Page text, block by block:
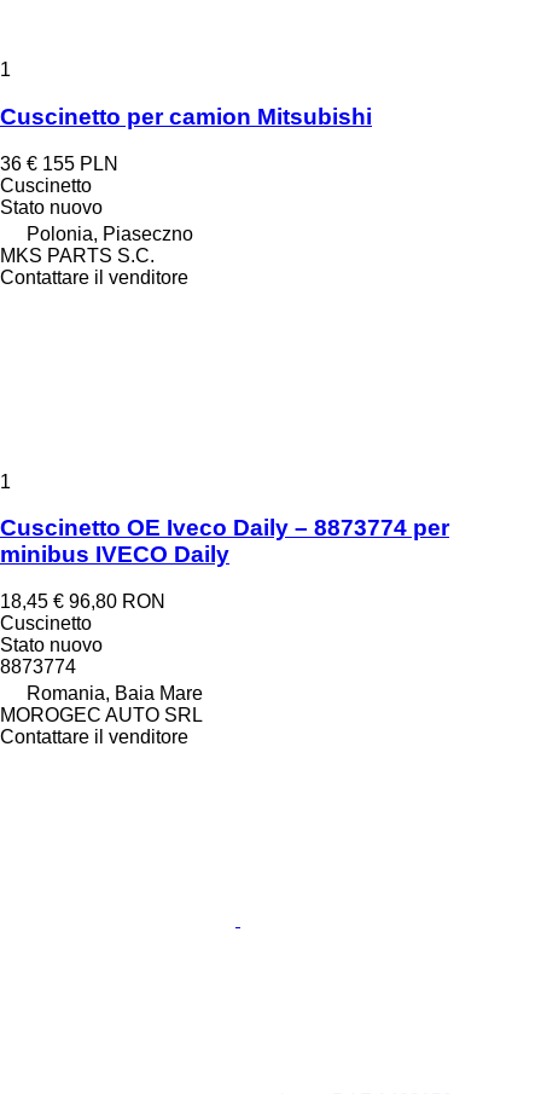
1
Cuscinetto per camion Mitsubishi
36 € 155 PLN
Cuscinetto
Stato nuovo
Polonia, Piaseczno
MKS PARTS S.C.
Contattare il venditore
1
Cuscinetto OE Iveco Daily – 8873774 per
minibus IVECO Daily
18,45 € 96,80 RON
Cuscinetto
Stato nuovo
8873774
Romania, Baia Mare
MOROGEC AUTO SRL
Contattare il venditore